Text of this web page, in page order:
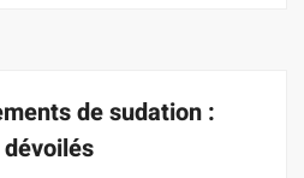
de sudation :